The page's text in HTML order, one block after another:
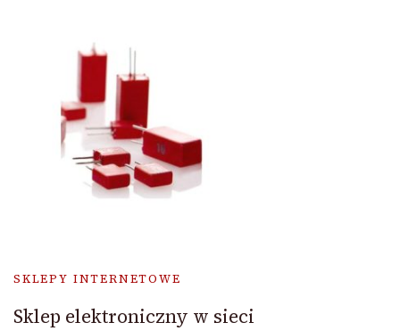
SKLEPY INTERNETOWE
Sklep elektroniczny w sieci